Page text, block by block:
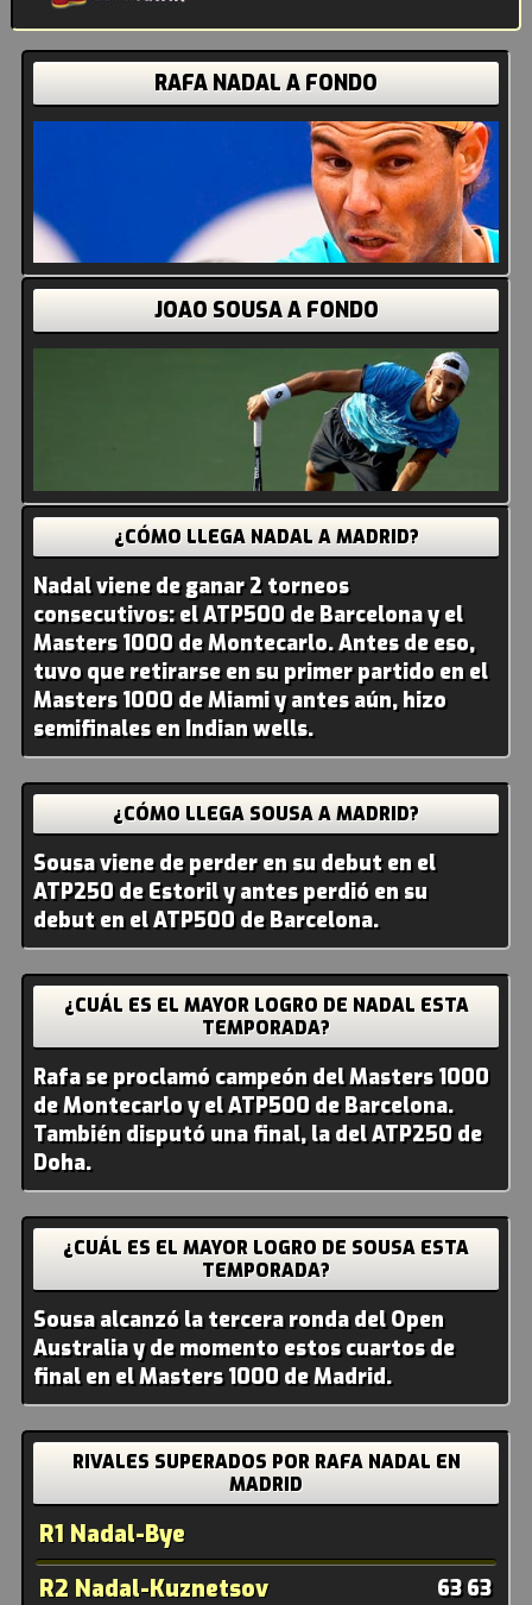
RAFA NADAL A FONDO
JOAO SOUSA A FONDO
¿CÓMO LLEGA NADAL A MADRID?
Nadal viene de ganar 2 torneos
consecutivos: el ATP500 de Barcelona y el
Masters 1000 de Montecarlo. Antes de eso,
tuvo que retirarse en su primer partido en el
Masters 1000 de Miami y antes aún, hizo
semifinales en Indian wells.
¿CÓMO LLEGA SOUSA A MADRID?
Sousa viene de perder en su debut en el
ATP250 de Estoril y antes perdió en su
debut en el ATP500 de Barcelona.
¿CUÁL ES EL MAYOR LOGRO DE NADAL ESTA
TEMPORADA?
Rafa se proclamó campeón del Masters 1000
de Montecarlo y el ATP500 de Barcelona.
También disputó una final, la del ATP250 de
Doha.
¿CUÁL ES EL MAYOR LOGRO DE SOUSA ESTA
TEMPORADA?
Sousa alcanzó la tercera ronda del Open
Australia y de momento estos cuartos de
final en el Masters 1000 de Madrid.
RIVALES SUPERADOS POR RAFA NADAL EN
MADRID
R1 Nadal-Bye
R2 Nadal-Kuznetsov
63 63